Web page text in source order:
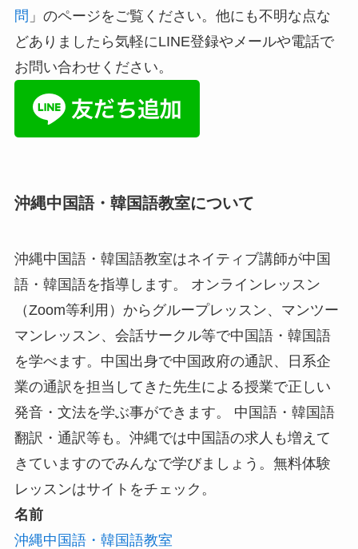
問 」のページをご覧ください。他にも不明な点な
どありましたら気軽にLINE登録やメールや電話で
お問い合わせください。
沖縄中国語・韓国語教室について
沖縄中国語・韓国語教室はネイティブ講師が中国
語・韓国語を指導します。 オンラインレッスン
（Zoom等利用）からグループレッスン、マンツー
マンレッスン、会話サークル等で中国語・韓国語
を学べます。中国出身で中国政府の通訳、日系企
業の通訳を担当してきた先生による授業で正しい
発音・文法を学ぶ事ができます。 中国語・韓国語
翻訳・通訳等も。沖縄では中国語の求人も増えて
きていますのでみんなで学びましょう。無料体験
レッスンはサイトをチェック。
名前
沖縄中国語・韓国語教室